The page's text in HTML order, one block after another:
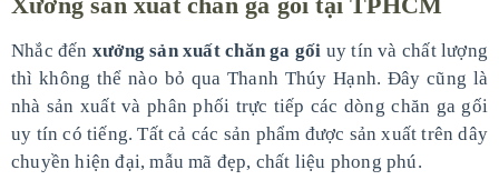
Nhắc đến xưởng sản xuất chăn ga gối uy tín và chất lượng
thì không thể nào bỏ qua Thanh Thúy Hạnh. Đây cũng là
nhà sản xuất và phân phối trực tiếp các dòng chăn ga gối
uy tín có tiếng. Tất cả các sản phẩm được sản xuất trên dây
chuyền hiện đại, mẫu mã đẹp, chất liệu phong phú.